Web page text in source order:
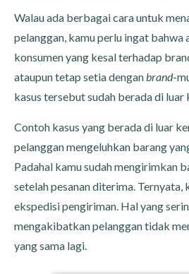
Walau ada berbagai cara untuk
pelanggan, kamu perlu ingat
konsumen yang kesal terhadap
ataupun tetap setia denganbrand-
kasus tersebut sudah berada di luar
Contoh kasus yang berada di luar
pelanggan mengeluhkan barang
Padahal kamu sudah mengirimkan
setelah pesanan diterima. Ternyata,
ekspedisi pengiriman. Hal yang
mengakibatkan pelanggan tidak
yang sama lagi.